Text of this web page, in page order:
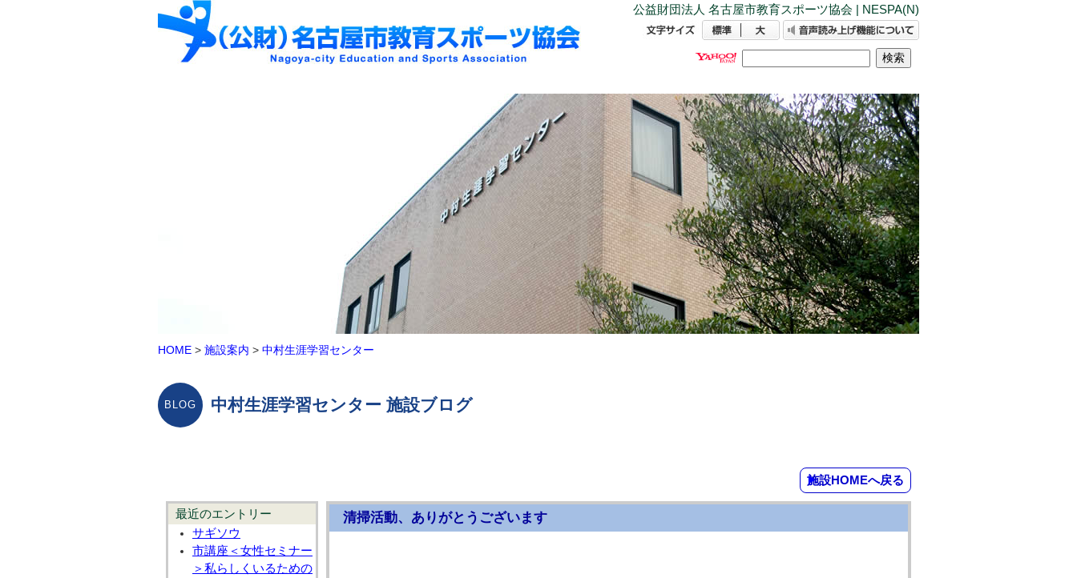
公益財団法人 名古屋市教育スポーツ協会 | NESPA(N)
HOME > 施設案内 > 中村生涯学習センター
中村生涯学習センター 施設ブログ
施設HOMEへ戻る
最近のエントリー
サギソウ
市講座＜女性セミナー
＞私らしくいるための
清掃活動、ありがとうございます